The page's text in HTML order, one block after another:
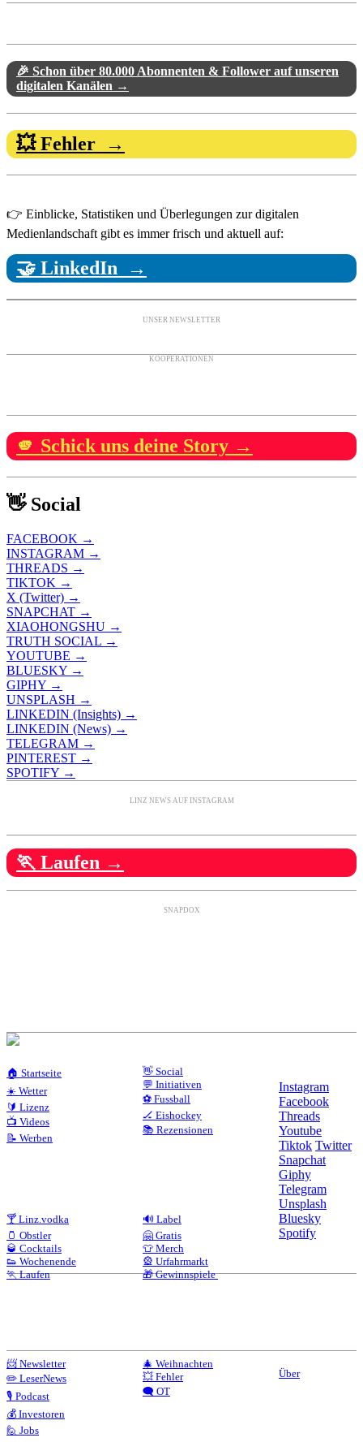
🎉 Schon über 80.000 Abonnenten & Follower auf unseren
digitalen Kanälen →
💥 Fehler →
👉 Einblicke, Statistiken und Überlegungen zur digitalen
Medienlandschaft gibt es immer frisch und aktuell auf:
🤝 LinkedIn →
UNSER NEWSLETTER
KOOPERATIONEN
🫵 Schick uns deine Story →
👋 Social
FACEBOOK →
INSTAGRAM →
THREADS →
TIKTOK →
X (Twitter) →
SNAPCHAT →
XIAOHONGSHU →
TRUTH SOCIAL →
YOUTUBE →
BLUESKY →
GIPHY →
UNSPLASH →
LINKEDIN (Insights) →
LINKEDIN (News) →
TELEGRAM →
PINTEREST →
SPOTIFY →
LINZ NEWS AUF INSTAGRAM
🏃 Laufen →
SNAPDOX
🏠 Startseite
☀️ Wetter
🔰 Lizenz
📺 Videos
📝 Werben
👋 Social
💬 Initiativen
⚽ Fussball
🏒 Eishockey
📚 Rezensionen
🍸 Linz.vodka
🫙 Obstler
🥃 Cocktails
👟 Wochenende
🏃 Laufen
🔊 Label
🤗 Gratis
👕 Merch
🎡 Urfahrmarkt
🎁 Gewinnspiele
📨 Newsletter
✏️ LeserNews
🎙️ Podcast
💰 Investoren
🙋 Jobs
🎄 Weihnachten
💥 Fehler
🗨️ OT
Instagram
Facebook
Threads
Youtube
Tiktok Twitter
Snapchat
Giphy
Telegram
Unsplash
Bluesky
Spotify
Über